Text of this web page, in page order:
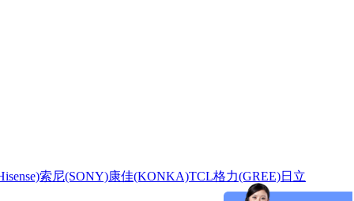
索尼(SONY)康佳(KONKA)TCL格力(GREE)日立